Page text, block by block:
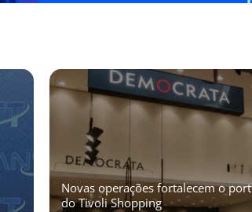
Novas operações fortalecem o
do Tivoli Shopping